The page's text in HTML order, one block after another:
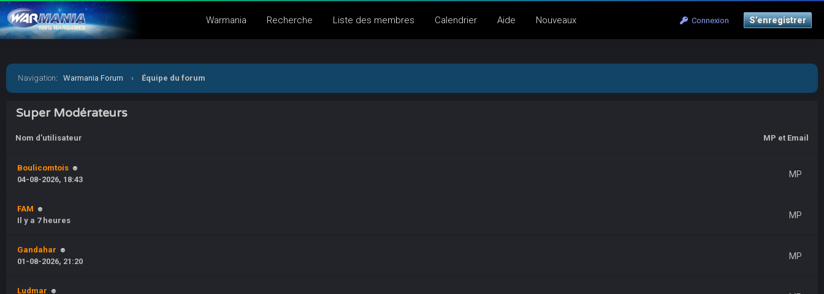
Connexion S’enregistrer
Warmania Recherche Liste des membres Calendrier Aide Nouveaux
Navigation: Warmania Forum › Équipe du forum
Super Modérateurs
Nom d’utilisateur MP et Email
Boulicomtois
04-08-2026, 18:43
MP
FAM
Il y a 7 heures
MP
Gandahar
01-08-2026, 21:20
MP
Ludmar